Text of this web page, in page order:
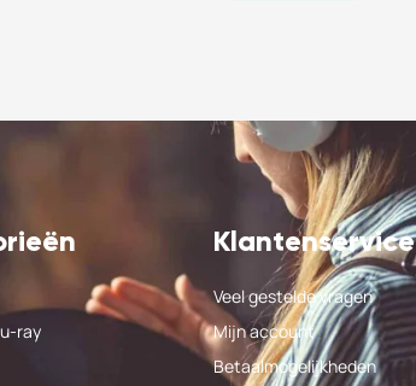
ray
Klantenservice
Veel gestelde vragen
Mijn account
Betaalmogelijkheden